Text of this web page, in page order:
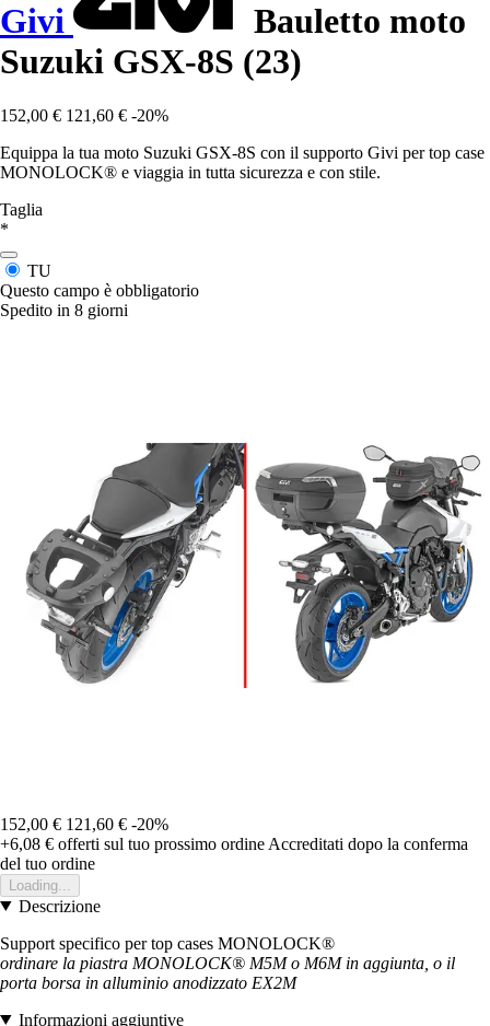
Givi
Bauletto moto
Suzuki GSX-8S (23)
152,00 € 121,60 € -20%
Equippa la tua moto Suzuki GSX-8S con il supporto Givi per top case
MONOLOCK® e viaggia in tutta sicurezza e con stile.
Taglia
*
TU
Questo campo è obbligatorio
Spedito in 8 giorni
152,00 € 121,60 € -20%
+6,08 € offerti sul tuo prossimo ordine Accreditati dopo la conferma
del tuo ordine
Loading...
Descrizione
Support specifico per top cases MONOLOCK®
ordinare la piastra MONOLOCK® M5M o M6M in aggiunta, o il
porta borsa in alluminio anodizzato EX2M
Informazioni aggiuntive